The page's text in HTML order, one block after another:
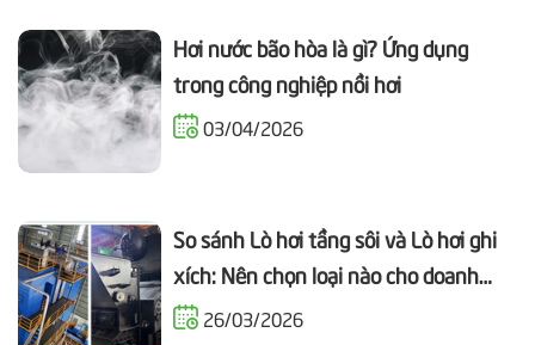
Hơi nước bão hòa là gì? Ứng dụng
trong công nghiệp nồi hơi
03/04/2026
So sánh Lò hơi tầng sôi và Lò hơi ghi
xích: Nên chọn loại nào cho doanh
nghiệp?
26/03/2026